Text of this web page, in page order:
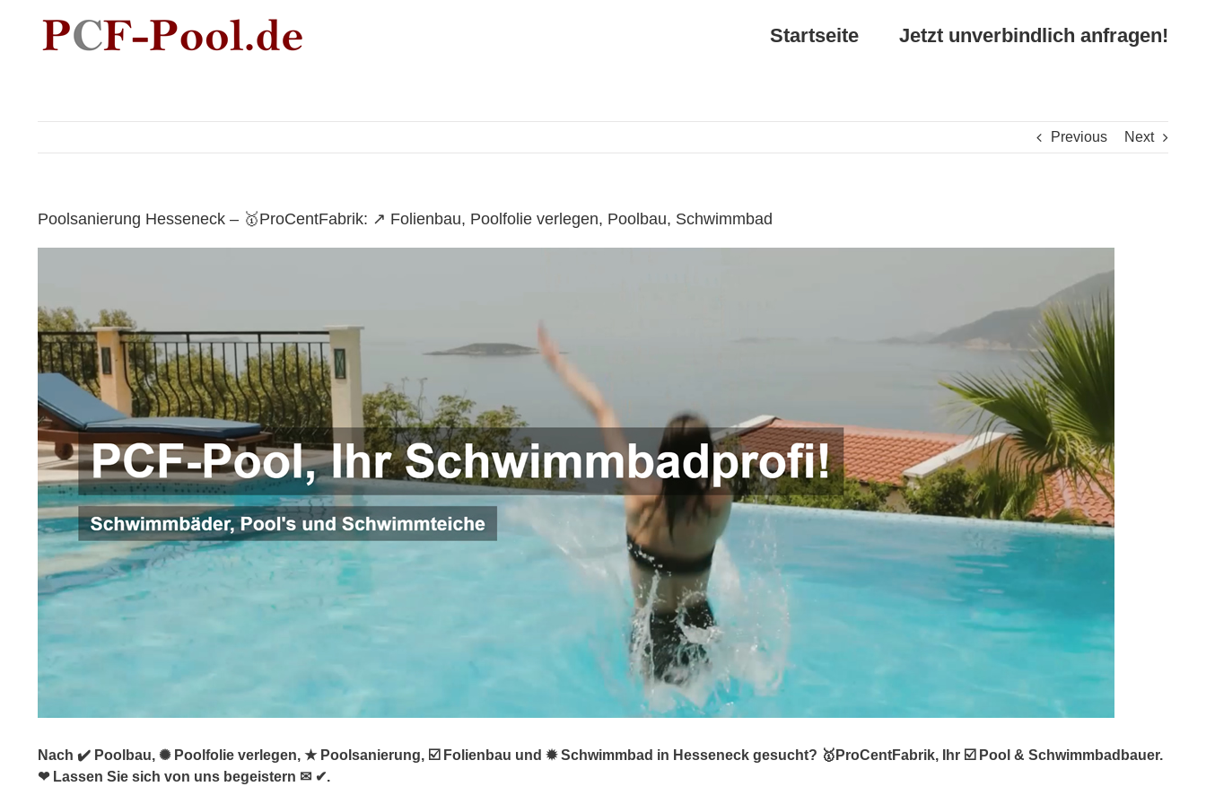
content
Startseite Jetzt unverbindlich anfragen!
Previous Next
Poolsanierung Hesseneck – 🥇ProCentFabrik: ↗️ Folienbau, Poolfolie verlegen, Poolbau, Schwimmbad
Nach ✔️ Poolbau, ✺ Poolfolie verlegen, ★ Poolsanierung, ☑️ Folienbau und ✹ Schwimmbad in Hesseneck gesucht? 🥇ProCentFabrik, Ihr ☑️ Pool & Schwimmbadbauer.
❤ Lassen Sie sich von uns begeistern ✉ ✔.